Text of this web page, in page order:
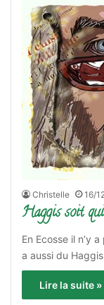
Christelle 16/
Haggis soit
En Ecosse il n’y
a aussi du
Lire la suite »